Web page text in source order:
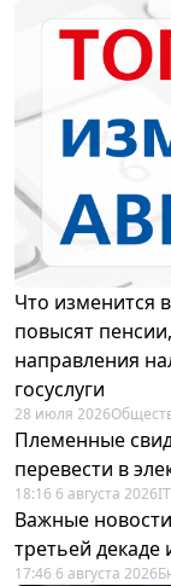
Что изменится
повысят
направления
госуслуги
28 июля 2026
Племенные
перевести в
18:16 6 августа 2026IT
Важные
третьей декаде
17:46 6 августа 2026